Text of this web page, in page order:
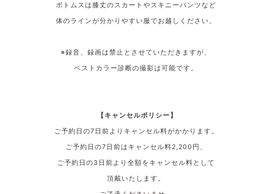
ボトムスは膝丈のスカートやスキニーパンツなど
体のラインが分かりやすい服でお越しください。
※録音、録画は禁止とさせていただきますが、
ベストカラー診断の撮影は可能です。
【キャンセルポリシー】
ご予約日の7日前よりキャンセル料がかかります。
ご予約日の7日 前はキャンセル料2,200 円、
ご予約日の3 日前より全額をキャンセル料として
頂戴いたします。